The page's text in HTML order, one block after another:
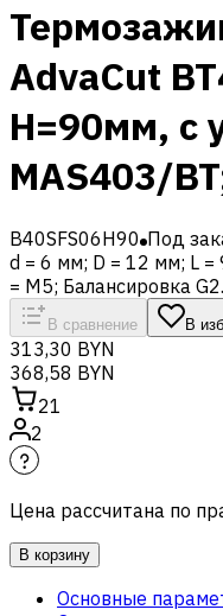
AdvaCut
H=90мм, с
MAS403/
B40SFS06H90 Под
d = 6 мм; D = 12 мм; L
= M5; Балансировка
В сравнение В
313,30 BYN
368,58 BYN
21
2
Цена рассчитана по
В корзину
Основные